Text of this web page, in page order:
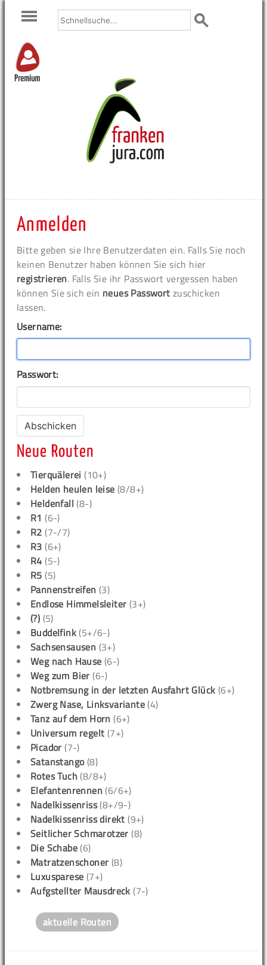
Premium
Anmelden
Bitte geben sie Ihre Benutzerdaten ein. Falls Sie noch
keinen Benutzer haben können Sie sich hier
registrieren. Falls Sie ihr Passwort vergessen haben
können Sie sich ein neues Passwort zuschicken
lassen.
Username:
Passwort:
Neue Routen
Tierquälerei (10+)
Helden heulen leise (8/8+)
Heldenfall (8-)
R1 (6-)
R2 (7-/7)
R3 (6+)
R4 (5-)
R5 (5)
Pannenstreifen (3)
Endlose Himmelsleiter (3+)
(?) (5)
Buddelfink (5+/6-)
Sachsensausen (3+)
Weg nach Hause (6-)
Weg zum Bier (6-)
Notbremsung in der letzten Ausfahrt Glück (6+)
Zwerg Nase, Linksvariante (4)
Tanz auf dem Horn (6+)
Universum regelt (7+)
Picador (7-)
Satanstango(8)
Rotes Tuch (8/8+)
Elefantenrennen (6/6+)
Nadelkissenriss(8+/9-)
Nadelkissenriss direkt (9+)
Seitlicher Schmarotzer (8)
Die Schabe (6)
Matratzenschoner (8)
Luxusparese (7+)
Aufgstellter Mausdreck (7-)
aktuelle Routen